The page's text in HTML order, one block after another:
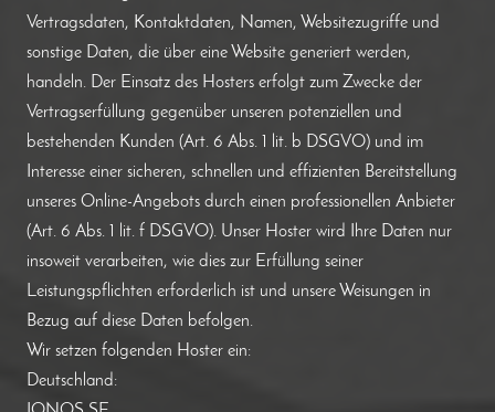
Vertragsdaten, Kontaktdaten, Namen, Websitezugriffe und
sonstige Daten, die über eine Website generiert werden,
handeln. Der Einsatz des Hosters erfolgt zum Zwecke der
Vertragserfüllung gegenüber unseren potenziellen und
bestehenden Kunden (Art. 6 Abs. 1 lit. b DSGVO) und im
Interesse einer sicheren, schnellen und effizienten Bereitstellung
unseres Online-Angebots durch einen professionellen Anbieter
(Art. 6 Abs. 1 lit. f DSGVO). Unser Hoster wird Ihre Daten nur
insoweit verarbeiten, wie dies zur Erfüllung seiner
Leistungspflichten erforderlich ist und unsere Weisungen in
Bezug auf diese Daten befolgen.
Wir setzen folgenden Hoster ein:
Deutschland: